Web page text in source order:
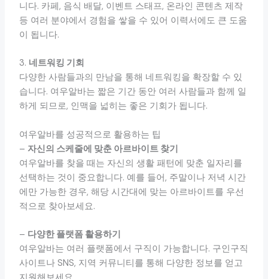
니다. 카페, 음식 배달, 이벤트 스태프, 온라인 콘텐츠 제작
등 여러 분야에서 경험을 쌓을 수 있어 이력서에도 큰 도움
이 됩니다.
3. 네트워킹 기회
다양한 사람들과의 만남을 통해 네트워킹을 확장할 수 있
습니다. 여우알바는 짧은 기간 동안 여러 사람들과 함께 일
하게 되므로, 인맥을 넓히는 좋은 기회가 됩니다.
여우알바를 성공적으로 활용하는 팁
– 자신의 스케줄에 맞춘 아르바이트 찾기
여우알바를 찾을 때는 자신의 생활 패턴에 맞춘 일자리를
선택하는 것이 중요합니다. 예를 들어, 주말이나 저녁 시간
에만 가능한 경우, 해당 시간대에 맞는 아르바이트를 우선
적으로 찾아보세요.
– 다양한 플랫폼 활용하기
여우알바는 여러 플랫폼에서 구직이 가능합니다. 구인구직
사이트나 SNS, 지역 커뮤니티를 통해 다양한 정보를 얻고